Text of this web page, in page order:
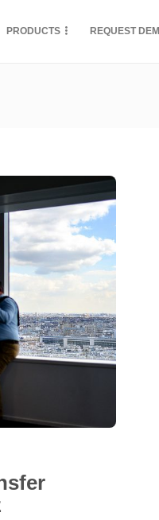
PRODUCTS REQUEST